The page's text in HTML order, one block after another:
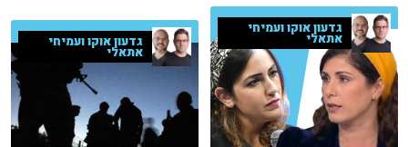
גדעון אוקו ועמיחי
אתאלי גדעון אוקו ועמיחי
אתאלי